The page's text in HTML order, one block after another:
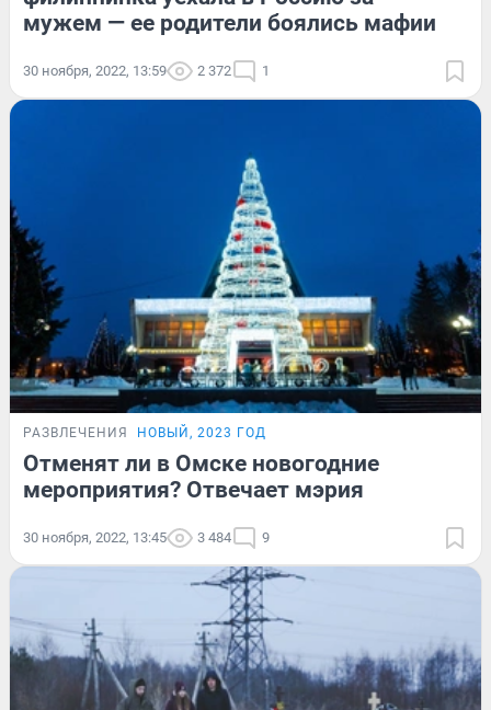
мужем — ее родители боялись мафии
30 ноября, 2022, 13:59 2 372 1
РАЗВЛЕЧЕНИЯ НОВЫЙ, 2023 ГОД
Отменят ли в Омске новогодние
мероприятия? Отвечает мэрия
30 ноября, 2022, 13:45 3 484 9